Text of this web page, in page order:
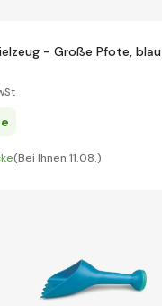
- Große Pfote, blau
(Bei Ihnen 11.08.)